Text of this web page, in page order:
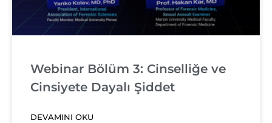
Webinar Bölüm 3: Cinselliğe ve
Cinsiyete Dayalı Şiddet
DEVAMINI OKU